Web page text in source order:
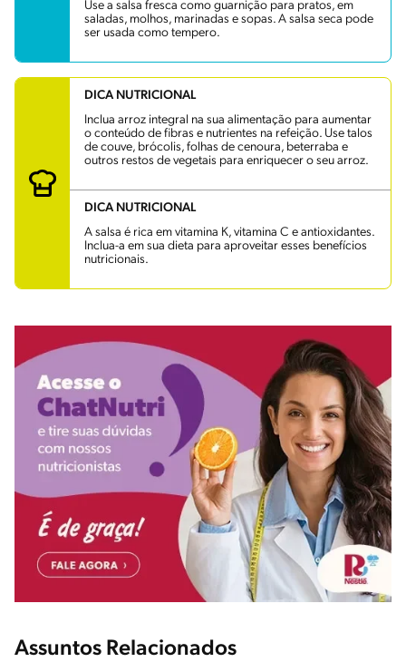
Use a salsa fresca como guarnição para pratos, em
saladas, molhos, marinadas e sopas. A salsa seca pode
ser usada como tempero.
DICA NUTRICIONAL
Inclua arroz integral na sua alimentação para aumentar
o conteúdo de fibras e nutrientes na refeição. Use talos
de couve, brócolis, folhas de cenoura, beterraba e
outros restos de vegetais para enriquecer o seu arroz.
DICA NUTRICIONAL
A salsa é rica em vitamina K, vitamina C e antioxidantes.
Inclua-a em sua dieta para aproveitar esses benefícios
nutricionais.
Assuntos Relacionados